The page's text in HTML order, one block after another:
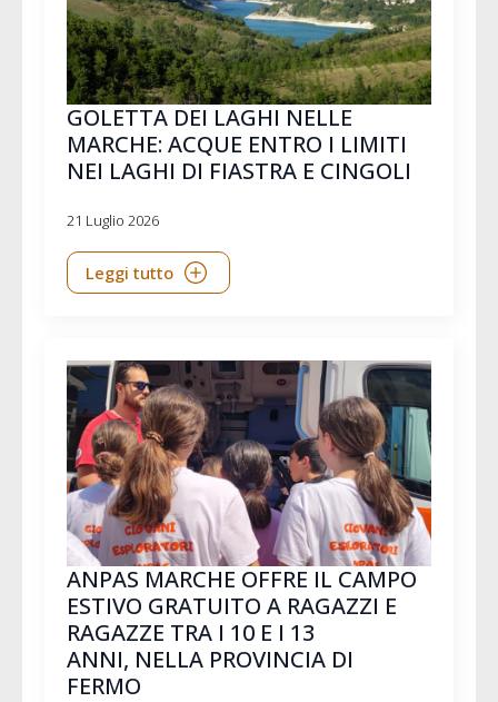
GOLETTA DEI LAGHI NELLE
MARCHE: ACQUE ENTRO I LIMITI
NEI LAGHI DI FIASTRA E CINGOLI
21 Luglio 2026
Leggi tutto
ANPAS MARCHE OFFRE IL CAMPO
ESTIVO GRATUITO A RAGAZZI E
RAGAZZE TRA I 10 E I 13
ANNI, NELLA PROVINCIA DI
FERMO